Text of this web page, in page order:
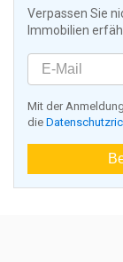
Verpassen Sie
Immobilien
Mit der
die